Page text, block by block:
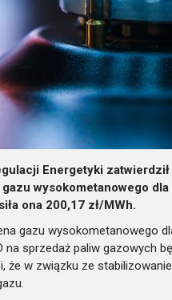
Energetyki
wysokometanowego
ona 200,17 zł/MWh.
gazu wysokometanowego
na sprzedaż paliw gazowych
że w związku ze